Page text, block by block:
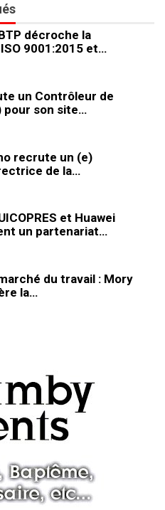
décroche la
9001:2015 et…
un Contrôleur de
pour son site…
recrute un (e)
de la…
et Huawei
un partenariat…
du travail : Mory
la…